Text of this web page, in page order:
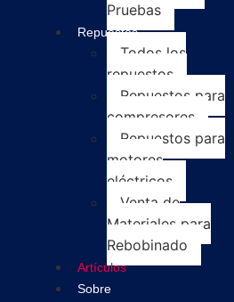
Pruebas
Repuestos
Todos los
repuestos
Repuestos para
compresores
Repuestos para
motores
eléctricos
Venta de
Materiales para
Rebobinado
Artículos
Sobre